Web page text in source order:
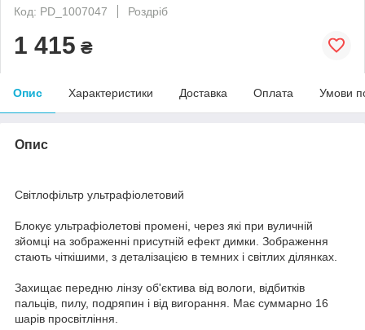
Код: PD_1007047
Роздріб
1 415 ₴
Опис Характеристики Доставка Оплата Умови
Опис
Світлофільтр ультрафіолетовий
Блокує ультрафіолетові промені, через які при вуличній
зйомці на зображенні присутній ефект димки. Зображення
стають чіткішими, з деталізацією в темних і світлих ділянках.
Захищає передню лінзу об'єктива від вологи, відбитків
пальців, пилу, подряпин і від вигорання. Має суммарно 16
шарів просвітління.